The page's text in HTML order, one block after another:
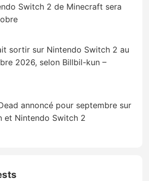
Switch 2 de Minecraft sera
sortir sur Nintendo Switch 2 au
2026, selon Billbil-kun –
annoncé pour septembre sur
et Nintendo Switch 2